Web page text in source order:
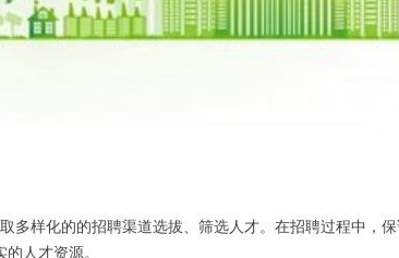
多样化的的招聘渠道选拔、筛选人才。在招聘过程中，
人才资源。